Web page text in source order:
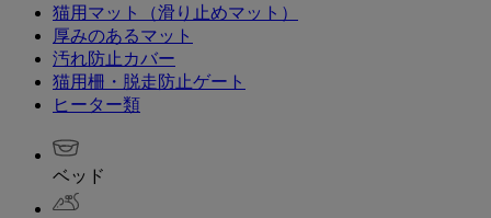
猫用マット（滑り止めマット）
厚みのあるマット
汚れ防止カバー
猫用柵・脱走防止ゲート
ヒーター類
ベッド